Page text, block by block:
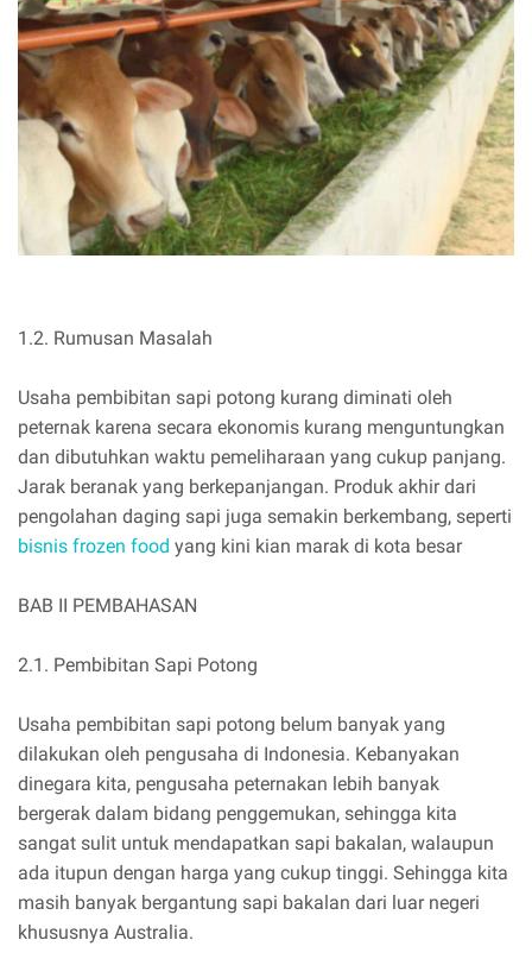
1.2. Rumusan Masalah
Usaha pembibitan sapi potong kurang diminati oleh
peternak karena secara ekonomis kurang menguntungkan
dan dibutuhkan waktu pemeliharaan yang cukup panjang.
Jarak beranak yang berkepanjangan. Produk akhir dari
pengolahan daging sapi juga semakin berkembang, seperti
bisnis frozen food yang kini kian marak di kota besar
BAB II PEMBAHASAN
2.1. Pembibitan Sapi Potong
Usaha pembibitan sapi potong belum banyak yang
dilakukan oleh pengusaha di Indonesia. Kebanyakan
dinegara kita, pengusaha peternakan lebih banyak
bergerak dalam bidang penggemukan, sehingga kita
sangat sulit untuk mendapatkan sapi bakalan, walaupun
ada itupun dengan harga yang cukup tinggi. Sehingga kita
masih banyak bergantung sapi bakalan dari luar negeri
khususnya Australia.